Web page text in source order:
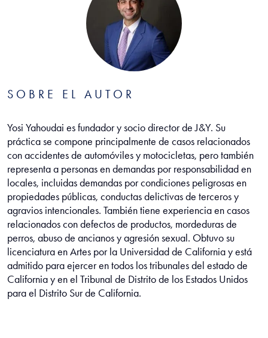
SOBRE EL AUTOR
Yosi Yahoudai es fundador y socio director de J&Y. Su
práctica se compone principalmente de casos relacionados
con accidentes de automóviles y motocicletas, pero también
representa a personas en demandas por responsabilidad en
locales, incluidas demandas por condiciones peligrosas en
propiedades públicas, conductas delictivas de terceros y
agravios intencionales. También tiene experiencia en casos
relacionados con defectos de productos, mordeduras de
perros, abuso de ancianos y agresión sexual. Obtuvo su
licenciatura en Artes por la Universidad de California y está
admitido para ejercer en todos los tribunales del estado de
California y en el Tribunal de Distrito de los Estados Unidos
para el Distrito Sur de California.